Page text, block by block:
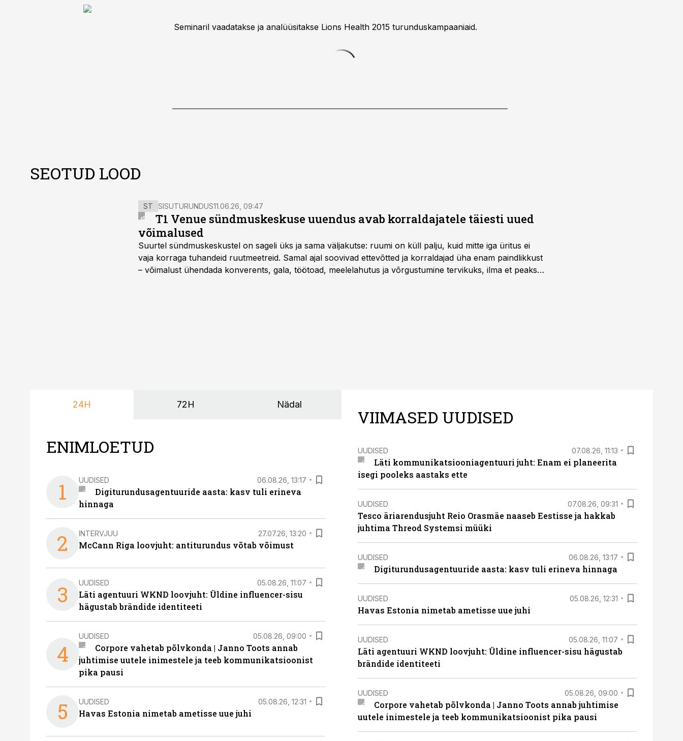
Seminaril vaadatakse ja analüüsitakse Lions Health 2015 turunduskampaaniaid.
SEOTUD LOOD
ST SISUTURUNDUS11.06.26, 09:47
T1 Venue sündmuskeskuse uuendus avab korraldajatele täiesti uued
võimalused
Suurtel sündmuskeskustel on sageli üks ja sama väljakutse: ruumi on küll palju, kuid mitte iga üritus ei
vaja korraga tuhandeid ruutmeetreid. Samal ajal soovivad ettevõtted ja korraldajad üha enam paindlikkust
– võimalust ühendada konverents, gala, töötoad, meelelahutus ja võrgustumine tervikuks, ilma et peaks
24H 72H Nädal
ENIMLOETUD
1 UUDISED 06.08.26, 13:17
Digiturundusagentuuride aasta: kasv tuli erineva
hinnaga
2 INTERVJUU 27.07.26, 13:20
McCann Riga loovjuht: antiturundus võtab võimust
3 UUDISED 05.08.26, 11:07
Läti agentuuri WKND loovjuht: Üldine influencer-sisu
hägustab brändide identiteeti
4
UUDISED 05.08.26, 09:00
Corpore vahetab põlvkonda | Janno Toots annab
juhtimise uutele inimestele ja teeb kommunikatsioonist
pika pausi
5 UUDISED 05.08.26, 12:31
Havas Estonia nimetab ametisse uue juhi
VIIMASED UUDISED
UUDISED 07.08.26, 11:13
Läti kommunikatsiooniagentuuri juht: Enam ei planeerita
isegi pooleks aastaks ette
UUDISED 07.08.26, 09:31
Tesco äriarendusjuht Reio Orasmäe naaseb Eestisse ja hakkab
juhtima Threod Systemsi müüki
UUDISED 06.08.26, 13:17
Digiturundusagentuuride aasta: kasv tuli erineva hinnaga
UUDISED 05.08.26, 12:31
Havas Estonia nimetab ametisse uue juhi
UUDISED 05.08.26, 11:07
Läti agentuuri WKND loovjuht: Üldine influencer-sisu hägustab
brändide identiteeti
UUDISED 05.08.26, 09:00
Corpore vahetab põlvkonda | Janno Toots annab juhtimise
uutele inimestele ja teeb kommunikatsioonist pika pausi